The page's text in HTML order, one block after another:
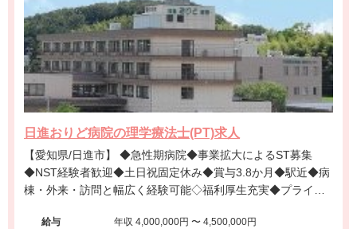
日進おりど病院の理学療法士(PT)求人
【愛知県/日進市】 ◆急性期病院◆事業拡大によるST募集
◆NST経験者歓迎◆土日祝固定休み◆賞与3.8か月◆駅近◆病
棟・外来・訪問と幅広く経験可能◇福利厚生充実◆プライベ
給与
年収 4,000,000円 〜 4,500,000円